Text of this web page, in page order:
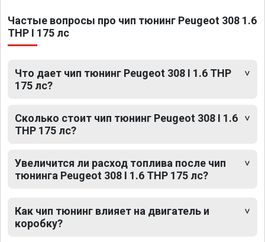
Частые вопросы про чип тюнинг Peugeot 308 1.6
THP I 175 лс
Что дает чип тюнинг Peugeot 308 I 1.6 THP
175 лс?
Сколько стоит чип тюнинг Peugeot 308 I 1.6
THP 175 лс?
Увеличится ли расход топлива после чип
тюнинга Peugeot 308 I 1.6 THP 175 лс?
Как чип тюнинг влияет на двигатель и
коробку?